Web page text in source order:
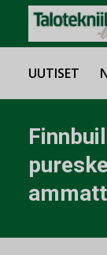
UUTISET